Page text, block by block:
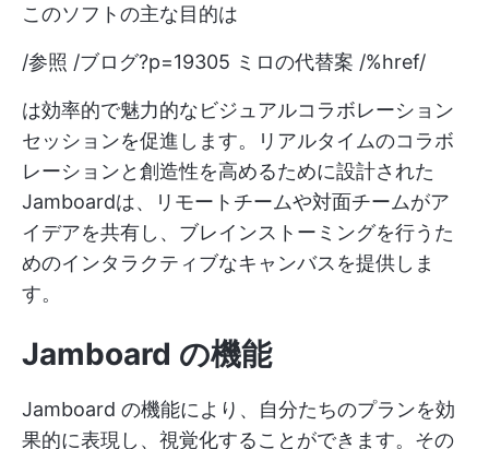
このソフトの主な目的は
/参照 /ブログ?p=19305 ミロの代替案 /%href/
は効率的で魅力的なビジュアルコラボレーション
セッションを促進します。リアルタイムのコラボ
レーションと創造性を高めるために設計された
Jamboardは、リモートチームや対面チームがア
イデアを共有し、ブレインストーミングを行うた
めのインタラクティブなキャンバスを提供しま
す。
Jamboard の機能
Jamboard の機能により、自分たちのプランを効
果的に表現し、視覚化することができます。その